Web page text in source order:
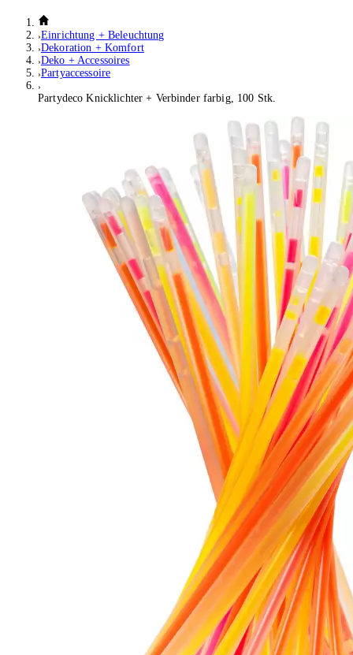
Einrichtung + Beleuchtung
Dekoration + Komfort
Deko + Accessoires
Partyaccessoire
Partydeco Knicklichter + Verbinder farbig, 100 Stk.